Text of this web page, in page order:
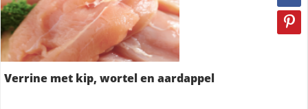
Verrine met kip, wortel en aardappel